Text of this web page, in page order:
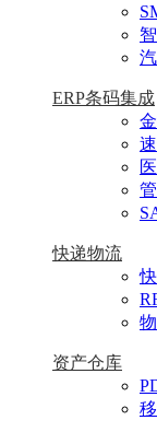
ERP条码集成
快递物流
资产仓库